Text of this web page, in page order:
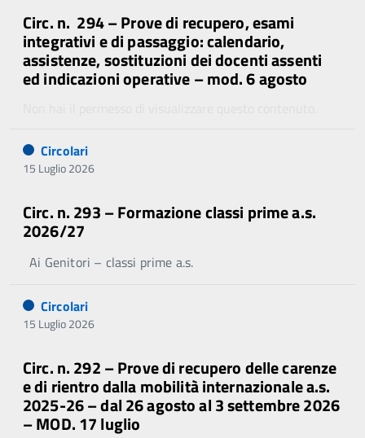
Circ. n. 294 – Prove di recupero, esami
integrativi e di passaggio: calendario,
assistenze, sostituzioni dei docenti assenti
ed indicazioni operative – mod. 6 agosto
Circolari
15 Luglio 2026
Circ. n. 293 – Formazione classi prime a.s.
2026/27
Ai Genitori – classi prime a.s.
Circolari
15 Luglio 2026
Circ. n. 292 – Prove di recupero delle carenze
e di rientro dalla mobilità internazionale a.s.
2025-26 – dal 26 agosto al 3 settembre 2026
– MOD. 17 luglio